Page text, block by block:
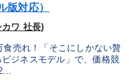
版対応）
ワ 社長)
売れ！「そこにしかない贅
ジネスモデル」で、価格競